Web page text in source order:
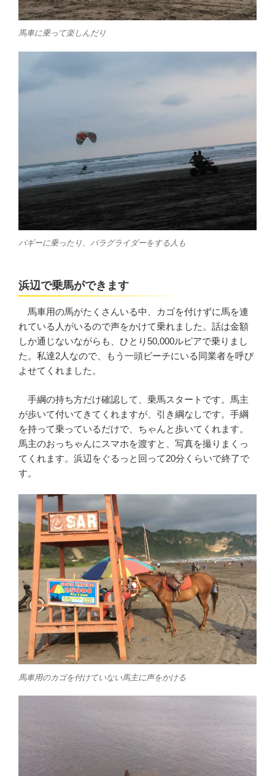
馬車に乗って楽しんだり
バギーに乗ったり、パラグライダーをする人も
浜辺で乗馬ができます
馬車用の馬がたくさんいる中、カゴを付けずに馬を連
れている人がいるので声をかけて乗れました。話は金額
しか通じないながらも、ひとり50,000ルピアで乗りまし
た。私達2人なので、もう一頭ビーチにいる同業者を呼び
よせてくれました。
手綱の持ち方だけ確認して、乗馬スタートです。馬主
が歩いて付いてきてくれますが、引き綱なしです。手綱
を持って乗っているだけで、ちゃんと歩いてくれます。
馬主のおっちゃんにスマホを渡すと、写真を撮りまくっ
てくれます。浜辺をぐるっと回って20分くらいで終了で
す。
馬車用のカゴを付けていない馬主に声をかける